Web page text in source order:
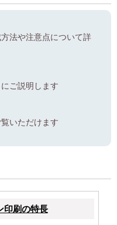
法や注意点について詳
ご説明します
いただけます
印刷の特長